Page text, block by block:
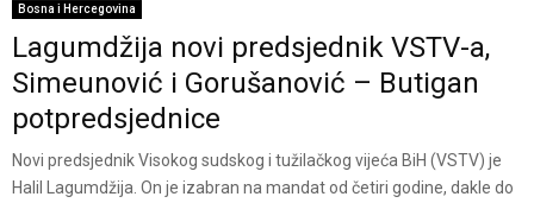
Bosna i Hercegovina
Lagumdžija novi predsjednik VSTV-a,
Simeunović i Gorušanović – Butigan
potpredsjednice
Novi predsjednik Visokog sudskog i tužilačkog vijeća BiH (VSTV) je
Halil Lagumdžija. On je izabran na mandat od četiri godine, dakle do